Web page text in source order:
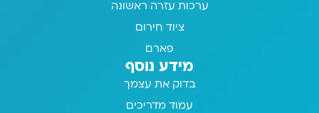
ערכות עזרה ראשונה
ציוד חירום
פארם
מידע נוסף
בדוק את עצמך
עמוד מדריכים